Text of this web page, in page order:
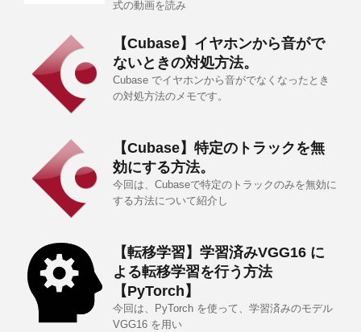
式の動画を読み
【Cubase】イヤホンから音がで
ないときの対処方法。
Cubase でイヤホンから音がでなくなったとき
の対処方法のメモです。
【Cubase】特定のトラックを無
効にする方法。
今回は、Cubaseで特定のトラックのみを無効に
する方法について紹介し
【転移学習】学習済みVGG16 に
よる転移学習を行う方法
【PyTorch】
今回は、PyTorch を使って、学習済みのモデル
VGG16 を用い